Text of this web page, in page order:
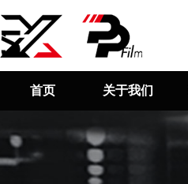
首页 关于我们